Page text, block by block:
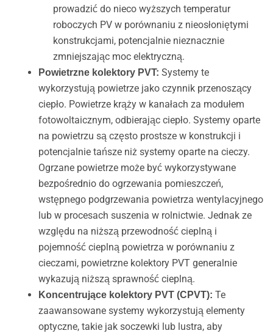
prowadzić do nieco wyższych temperatur
roboczych PV w porównaniu z nieosłoniętymi
konstrukcjami, potencjalnie nieznacznie
zmniejszając moc elektryczną.
Powietrzne kolektory PVT: Systemy te
wykorzystują powietrze jako czynnik przenoszący
ciepło. Powietrze krąży w kanałach za modułem
fotowoltaicznym, odbierając ciepło. Systemy oparte
na powietrzu są często prostsze w konstrukcji i
potencjalnie tańsze niż systemy oparte na cieczy.
Ogrzane powietrze może być wykorzystywane
bezpośrednio do ogrzewania pomieszczeń,
wstępnego podgrzewania powietrza wentylacyjnego
lub w procesach suszenia w rolnictwie. Jednak ze
względu na niższą przewodność cieplną i
pojemność cieplną powietrza w porównaniu z
cieczami, powietrzne kolektory PVT generalnie
wykazują niższą sprawność cieplną.
Koncentrujące kolektory PVT (CPVT): Te
zaawansowane systemy wykorzystują elementy
optyczne, takie jak soczewki lub lustra, aby